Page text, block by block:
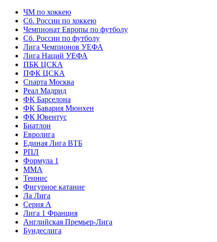
ЧМ по хоккею
Сб. России по хоккею
Чемпионат Европы по футболу
Сб. России по футболу
Лига Чемпионов УЕФА
Лига Наций УЕФА
ПБК ЦСКА
ПФК ЦСКА
Спарта Москва
Реал Мадрид
ФК Барселона
ФК Бавария Мюнхен
ФК Ювентус
Биатлон
Евролига
Единая Лига ВТБ
РПЛ
Формула 1
MMA
Теннис
Фигурное катание
Ла Лига
Серия А
Лига 1 Франция
Английская Премьер-Лига
Бундеслига